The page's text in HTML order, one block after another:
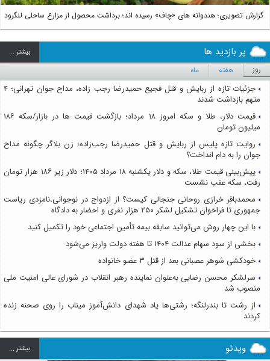
گزارش تصویری؛ هندوانه های «چاف» رسیده اند؛ برداشت محصول از مزارع ساحلی لنگرود
پر بازدید ها بيشتر ...
روز هفته ماه
جزئیات تازه از ربایش و قتل فجیع حمیدرضا رجب زاده، مداح جوان تهرانی؛ ۴
متهم بازداشت شدند
قیمت دلار، طلا و سکه امروز ۱۸ مرداد؛ بازگشت قیمت ها در بازار/سکه ۱۸۶
میلیون تومان
روایت تازه پلیس از ربایش و قتل حمیدرضا رجب‌زاده؛ زن بلاگر چگونه مداح
جوان را به دام انداخت؟
پیش‌بینی قیمت طلا، سکه و دلار یکشنبه ۱۸ مرداد ۱۴۰۵؛ دلار زیر ۱۸۶ هزار تومان
رفت، سکه عقب نشست
محمدباقر خرازی روحانی جنجالی کیست؟ از ازدواج در نوجوانی،نامزدی ریاست
جمهوری تا فراخوان تشکیل لشکر ۲۵۰ هزار نفری و احضار به دادگاه
با این چهار روش می‌توانید سابقه بیمه تأمین اجتماعی خود را تکمیل کنید
بخشی از سود سهام عدالت ۱۴۰۴ تا هفته دولت واریز می‌شود
خودکشی شوهر عصبانی بعد از قتل ۳ عضو خانواده
سرلشکر محسن رضایی به‌عنوان نماینده رهبر انقلاب در شورای عالی امنیت ملی
منصوب شد
از رشت تا بندرلنگه؛ رشتی‌ها یاد شهدای دانش‌آموز میناب را روی صحنه زنده
کردند
ویدئو بيشتر ...